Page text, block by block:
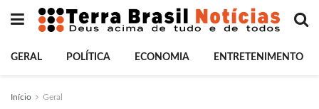
GERAL POLÍTICA ECONOMIA ENTRETENIMENTO
Início Geral